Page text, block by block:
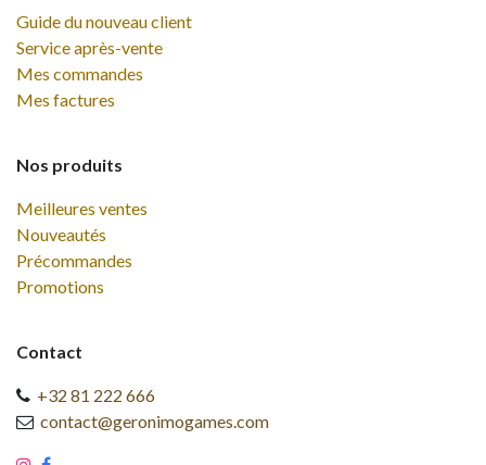
Guide du nouveau client
Service après-vente
Mes commandes
Mes factures
Nos produits
Meilleures ventes
Nouveautés
Précommandes
Promotions
Contact
+32 81 222 666
contact@geronimogames.com